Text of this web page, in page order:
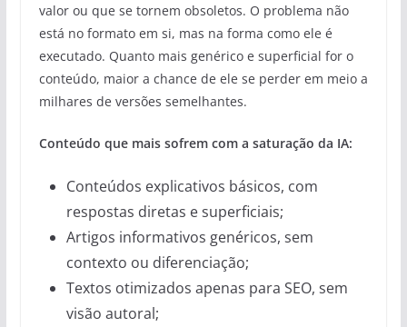
valor ou que se tornem obsoletos. O problema não
está no formato em si, mas na forma como ele é
executado. Quanto mais genérico e superficial for o
conteúdo, maior a chance de ele se perder em meio a
milhares de versões semelhantes.
Conteúdo que mais sofrem com a saturação da IA:
Conteúdos explicativos básicos, com
respostas diretas e superficiais;
Artigos informativos genéricos, sem
contexto ou diferenciação;
Textos otimizados apenas para SEO, sem
visão autoral;